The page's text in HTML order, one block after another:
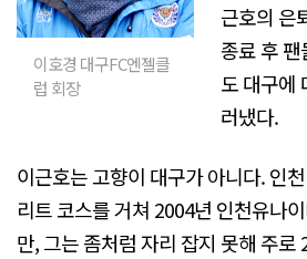
이호경 대구FC엔젤클
럽 회장
근호의 은
종료 후
도 대구에
러냈다.
이근호는 고향이 대구가 아니다. 인
리트 코스를 거쳐 2004년 인천유나
만, 그는 좀처럼 자리 잡지 못해 주로